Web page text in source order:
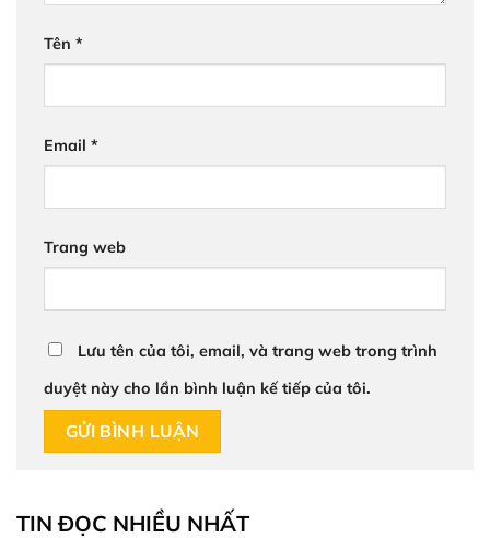
Tên *
Email *
Trang web
Lưu tên của tôi, email, và trang web trong trình
duyệt này cho lần bình luận kế tiếp của tôi.
TIN ĐỌC NHIỀU NHẤT